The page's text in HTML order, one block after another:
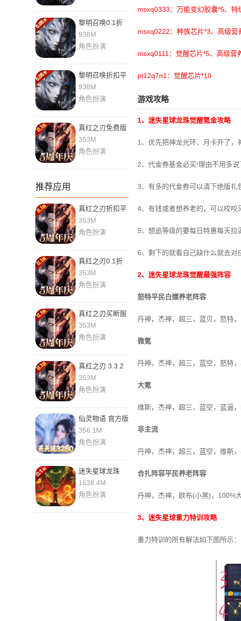
黎明召唤0.1折
版 1.0.0 安卓版
938M
角色扮演
黎明召唤折扣平
台 1.0.0 官方版
938M
角色扮演
真红之刃免费版
3.3.2 手机版
353M
角色扮演
推荐应用
真红之刃折扣平
台 3.3.2 手机版
353M
角色扮演
真红之刃0.1折
版 3.3.2 最新版
353M
角色扮演
真红之刃买断服
3.3.2 最新版
353M
角色扮演
真红之刃 3.3.2
安卓版
353M
角色扮演
仙灵物语 官方版
356.1M
角色扮演
迷失星球龙珠
1.0.0 最新版
1638.4M
角色扮演
msxq0333：万能变幻胶囊*5、特
msxq0222：种族芯片*3、高级营
msxq0111：觉醒芯片*5、高级营
pt12q7n1：觉醒芯片*10
游戏攻略
1、迷失星球龙珠觉醒氪金攻略
1、优先把神龙光环、月卡开了，
2、代金券基金必买!理由不用多说
3、有多的代金券可以清下绝版礼
4、有钱或者想养老的，可以咬咬
5、想追等级的要每日特惠每天拉
6、剩下的就看自己缺什么就去对
2、迷失星球龙珠觉醒最强阵容
怒特平民白嫖养老阵容
丹神，杰神，超三，蓝贝，怒特
微氪
丹神，杰神，超三，蓝空，怒特，
大氪
维斯，杰神，超三，蓝空，蓝逼
非主流
丹神，杰神，超三，蓝空，维斯，
合扎阵容平民养老阵容
丹神，杰神，欧布(小黑)，100%
3、迷失星球重力特训攻略
重力特训的所有解法如下图所示：